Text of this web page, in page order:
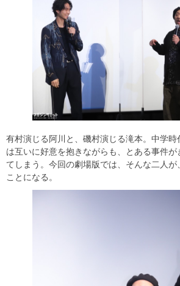
有村演じる阿川と、磯村演じる滝本。中学時
は互いに好意を抱きながらも、とある事件が
てしまう。今回の劇場版では、そんな二人が
ことになる。